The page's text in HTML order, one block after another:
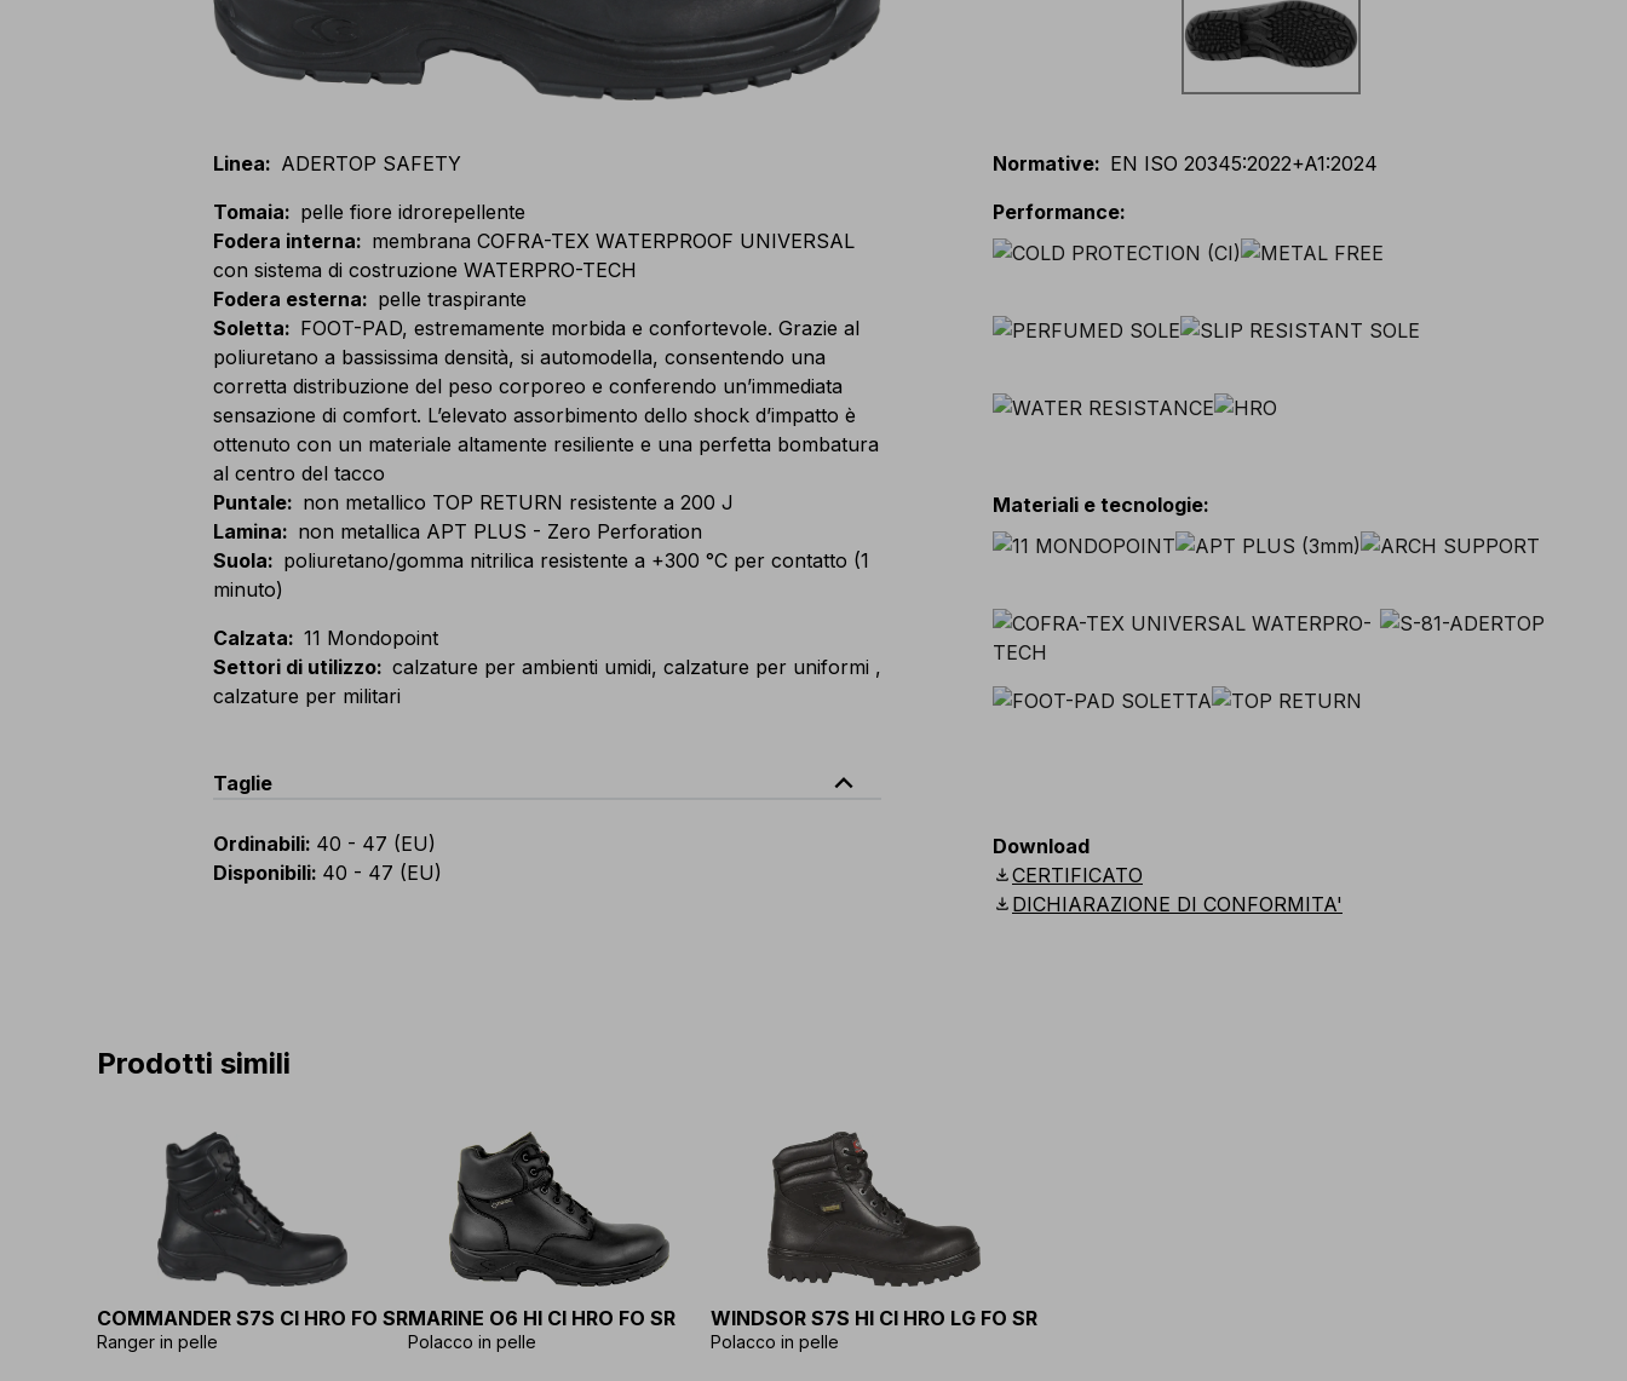
Linea: ADERTOP SAFETY
Tomaia: pelle fiore idrorepellente
Fodera interna: membrana COFRA-TEX WATERPROOF UNIVERSAL
con sistema di costruzione WATERPRO-TECH
Fodera esterna: pelle traspirante
Soletta: FOOT-PAD, estremamente morbida e confortevole. Grazie al
poliuretano a bassissima densità, si automodella, consentendo una
corretta distribuzione del peso corporeo e conferendo un’immediata
sensazione di comfort. L’elevato assorbimento dello shock d’impatto è
ottenuto con un materiale altamente resiliente e una perfetta bombatura
al centro del tacco
Puntale: non metallico TOP RETURN resistente a 200 J
Lamina: non metallica APT PLUS - Zero Perforation
Suola: poliuretano/gomma nitrilica resistente a +300 °C per contatto (1
minuto)
Calzata: 11 Mondopoint
Settori di utilizzo: calzature per ambienti umidi, calzature per uniformi ,
calzature per militari
Taglie expand_less
Ordinabili: 40 - 47 (EU)
Disponibili: 40 - 47 (EU)
Normative: EN ISO 20345:2022+A1:2024
Performance:
Materiali e tecnologie:
Download
downloadCERTIFICATO
download DICHIARAZIONE DI CONFORMITA'
Prodotti simili
COMMANDER S7S CI HRO FO SR
Ranger in pelle
MARINE O6 HI CI HRO FO SR
Polacco in pelle
WINDSOR S7S HI CI HRO LG FO SR
Polacco in pelle